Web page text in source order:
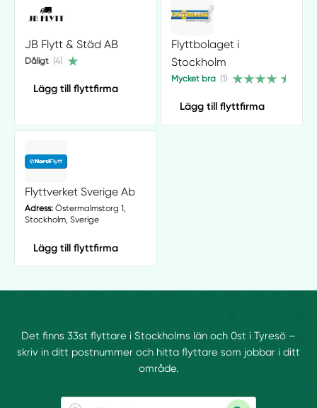
JB Flytt & Städ AB
Dåligt (4)
Lägg till flyttfirma
Flyttbolaget i
Stockholm
Mycket bra (1)
Lägg till flyttfirma
Flyttverket Sverige Ab
Adress:Östermalmstorg 1,
Stockholm, Sverige
Lägg till flyttfirma
Det finns 33st flyttare i Stockholms län och 0st i Tyresö –
skriv in ditt postnummer och hitta flyttare som jobbar i ditt
område.